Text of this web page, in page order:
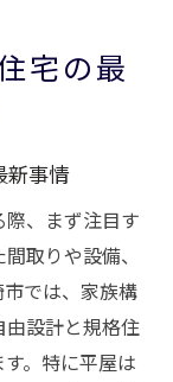
選ばれる
るコツとは
企画住宅設
暮らし方
取り工夫ポ
宅の最
新事情
、まず注目す
取りや設備、
では、家族構
設計と規格住
。特に平屋は